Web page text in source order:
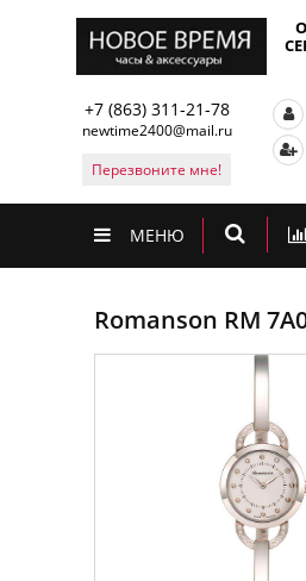
+7 (863) 311-21-78
newtime2400@mail.ru
Перезвоните мне!
МЕНЮ
Romanson RM